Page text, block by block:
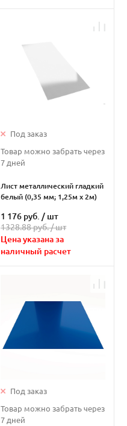
Под заказ
Товар можно забрать через
7 дней
Лист металлический гладкий
белый (0,35 мм; 1,25м х 2м)
1 176 руб. / шт
1328.88 руб. /шт
Цена указана за
наличный расчет
Под заказ
Товар можно забрать через
7 дней